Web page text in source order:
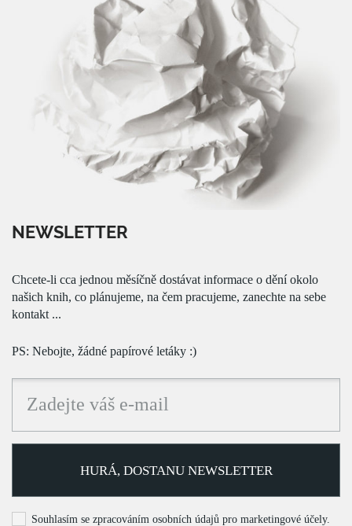
NEWSLETTER
Chcete-li cca jednou měsíčně dostávat informace o dění okolo
našich knih, co plánujeme, na čem pracujeme, zanechte na sebe
kontakt ...
PS: Nebojte, žádné papírové letáky :)
HURÁ, DOSTANU NEWSLETTER
Souhlasím se zpracováním osobních údajů pro marketingové účely.